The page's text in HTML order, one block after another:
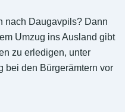
nach Daugavpils? Dann
Umzug ins Ausland gibt
zu erledigen, unter
bei den Bürgerämtern vor